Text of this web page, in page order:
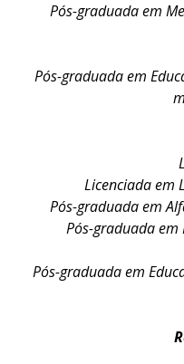
Pós-graduada em
Pós-graduada em
Licenciada em
Pós-graduada em
Pós-graduada em
Pós-graduada em